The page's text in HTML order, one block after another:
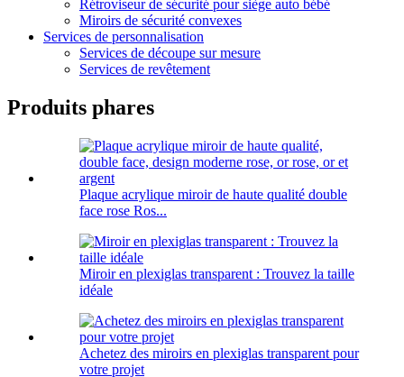
Rétroviseur de sécurité pour siège auto bébé
Miroirs de sécurité convexes
Services de personnalisation
Services de découpe sur mesure
Services de revêtement
Produits phares
Plaque acrylique miroir de haute qualité double
face rose Ros...
Miroir en plexiglas transparent : Trouvez la taille
idéale
Achetez des miroirs en plexiglas transparent pour
votre projet